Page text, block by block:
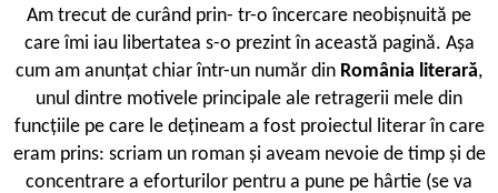
Am trecut de curând prin- tr-o încercare neobișnuită pe
care îmi iau libertatea s-o prezint în această pagină. Așa
cum am anunțat chiar într-un număr din România literară,
unul dintre motivele principale ale retragerii mele din
funcțiile pe care le dețineam a fost proiectul literar în care
eram prins: scriam un roman și aveam nevoie de timp și de
concentrare a eforturilor pentru a pune pe hârtie (se va